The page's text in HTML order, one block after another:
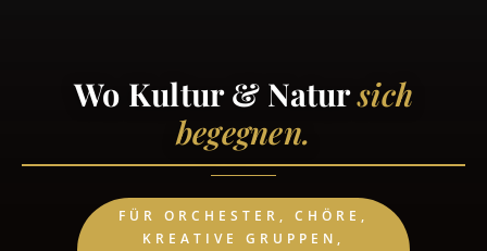
Wo Kultur & Natursich
begegnen.
FÜR ORCHESTER, CHÖRE,
KREATIVE GRUPPEN,